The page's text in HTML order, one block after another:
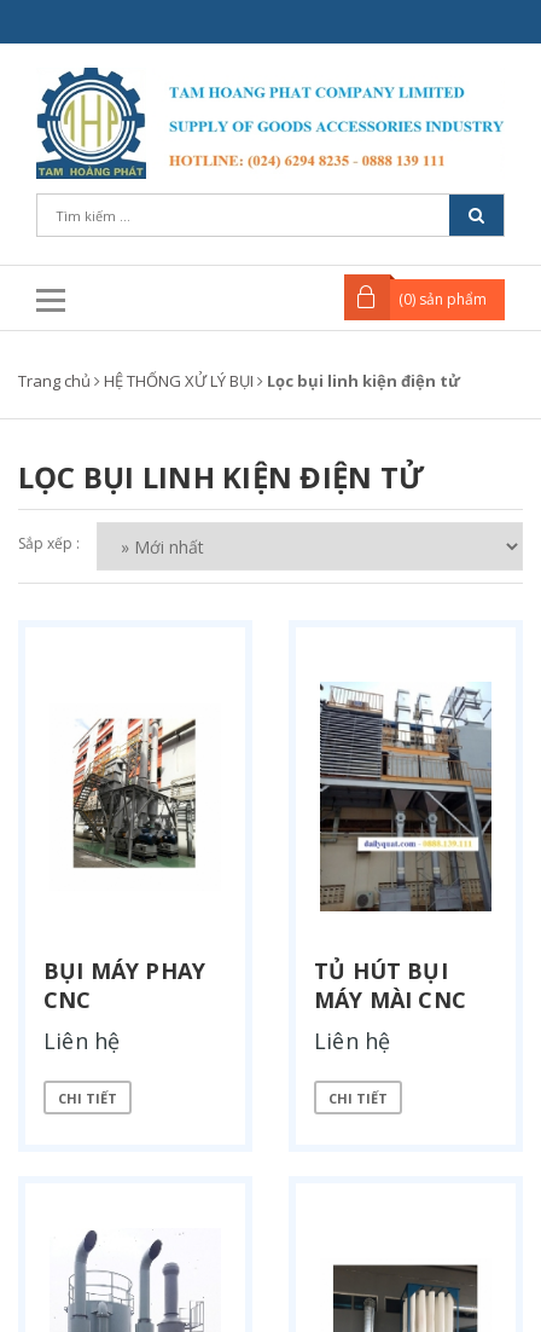
(0) sản phẩm
Trang chủ HỆ THỐNG XỬ LÝ BỤI Lọc bụi linh kiện điện tử
LỌC BỤI LINH KIỆN ĐIỆN TỬ
Sắp xếp :
BỤI MÁY PHAY
CNC
Liên hệ
CHI TIẾT
TỦ HÚT BỤI
MÁY MÀI CNC
Liên hệ
CHI TIẾT